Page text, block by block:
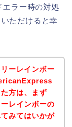
ラー時の対処
ただけると幸
ーレインボー
方は、まず
レインボーの
みてはいかが